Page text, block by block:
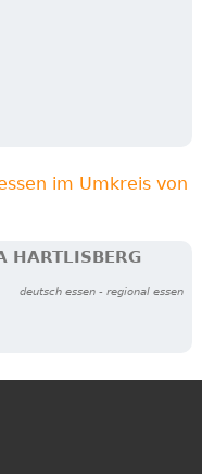
im Umkreis von
HARTLISBERG
deutsch essen - regional essen